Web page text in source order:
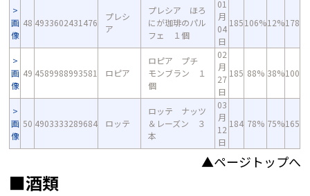
画
像
48 4933602431476
プレシ
ア
プレシア ほろ
にが珈琲のパル
フェ １個
01
月
04
日
185106%12%178
画
像
49 4589988993581 ロピア
ロピア プチ
モンブラン １
個
02
月
27
日
185 88% 38%100
画
像
50 4903333289684 ロッテ
ロッテ ナッツ
＆レーズン ３
本
03
月
12
日
184 78% 75%165
▲ページトップへ
■酒類